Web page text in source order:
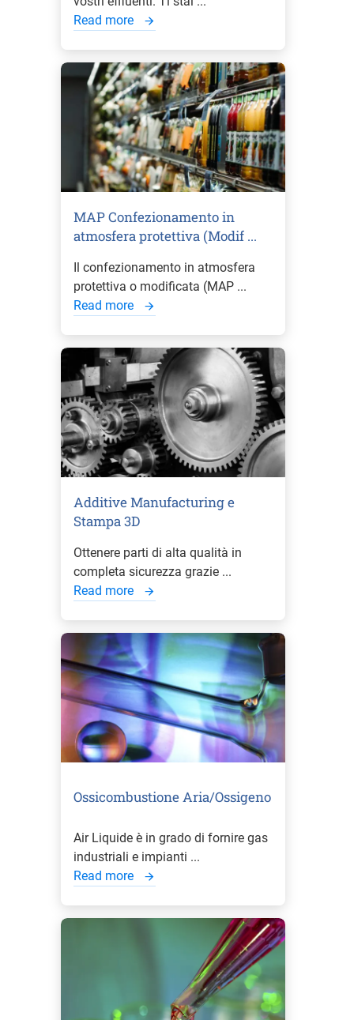
Read more
MAP Confezionamento in
atmosfera protettiva (Modif ...
Il confezionamento in atmosfera
protettiva o modificata (MAP ...
Read more
Additive Manufacturing e
Stampa 3D
Ottenere parti di alta qualità in
completa sicurezza grazie ...
Read more
Ossicombustione Aria/Ossigeno
Air Liquide è in grado di fornire gas
industriali e impianti ...
Read more